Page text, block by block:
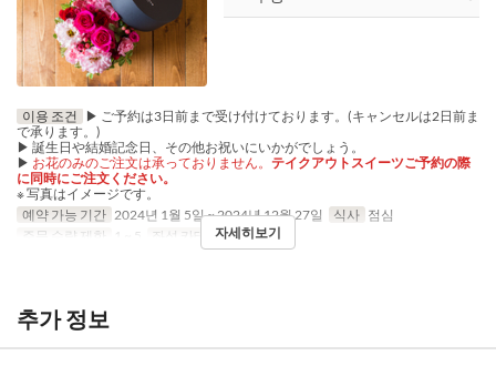
이용 조건
▶ ご予約は3日前まで受け付けております。(キャンセルは2日前ま
で承ります。)
▶ 誕生日や結婚記念日、その他お祝いにいかがでしょう。
▶ お花のみのご注文は承っておりません。 テイクアウトスイーツご予約の際
に同時にご注文ください。
※ 写真はイメージです。
예약 가능 기간 2024년 1월 5일 ~ 2024년 12월 27일 식사 점심
주문 수량 제한
1 ~ 5 좌석 카테고리 Pickup
자세히보기
추가 정보